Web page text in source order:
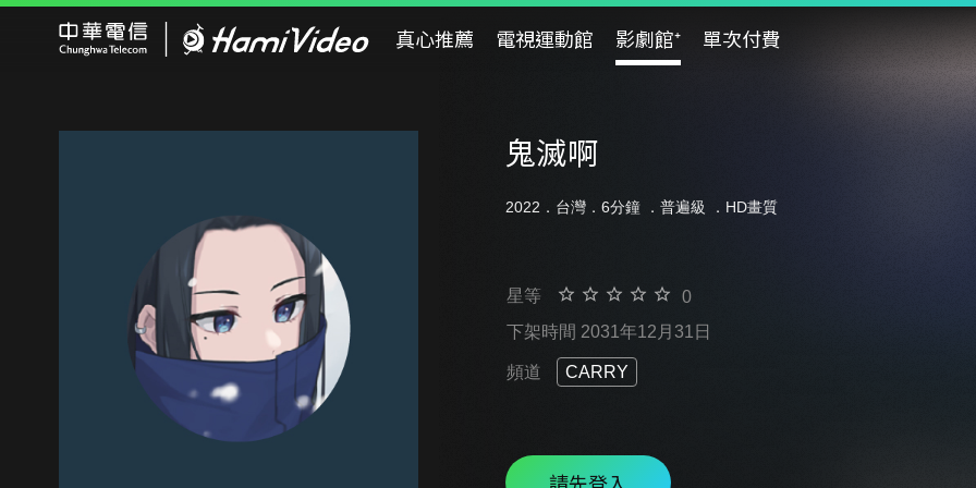
真心推薦 電視運動館 影劇館⁺ 單次付費
鬼滅啊
2022．台灣．6分鐘 ． 普遍級 ．HD畫質
星等
0
下架時間 2031年12月31日
頻道 CARRY